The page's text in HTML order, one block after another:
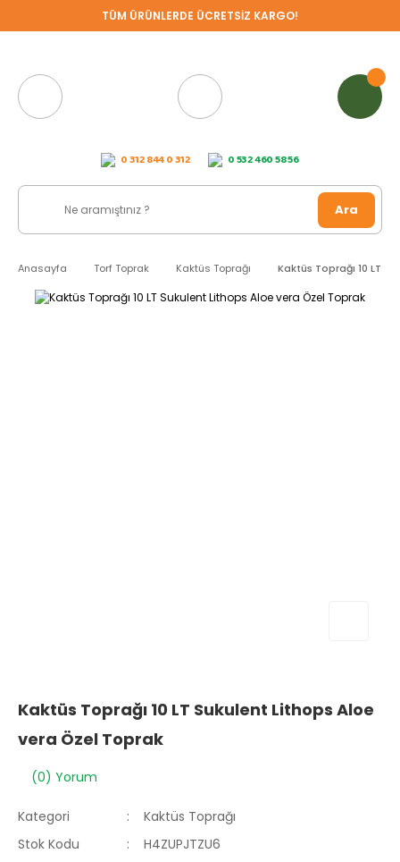
TÜM ÜRÜNLERDE ÜCRETSİZ KARGO!
0 312 844 0 312 0 532 460 58 56
Ara
Anasayfa Torf Toprak Kaktüs Toprağı Kaktüs Toprağı 10 LT
Kaktüs Toprağı 10 LT Sukulent Lithops Aloe
vera Özel Toprak
(0) Yorum
Kategori
Kaktüs Toprağı
Stok Kodu
H4ZUPJTZU6